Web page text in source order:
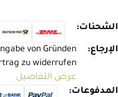
الشحنات:
الإرجاع:
von Gründen
zu widerrufen
عرض التفاصيل
المدفوعات: